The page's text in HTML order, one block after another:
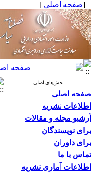
[صفحه اصلی ]
بخش‌های اصلی
صفحه اصلی
اطلاعات نشریه
آرشیو مجله و مقالات
برای نویسندگان
برای داوران
تماس با ما
اطلاعات آماری نشریه